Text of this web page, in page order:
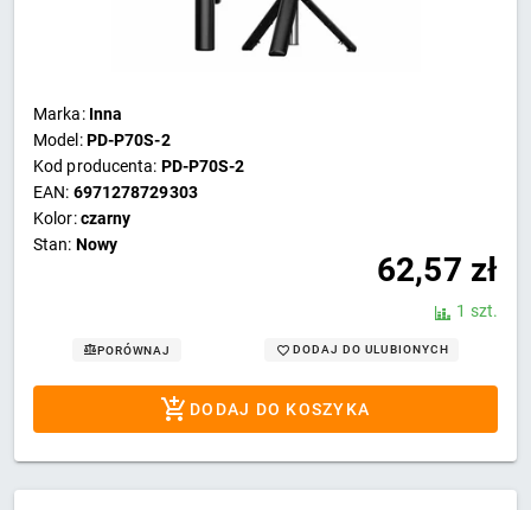
Marka: Inna
Model:PD-P70S-2
Kod producenta: PD-P70S-2
EAN: 6971278729303
Kolor:czarny
Stan: Nowy
62,57 zł
1 szt.
PORÓWNAJ DODAJ DO ULUBIONYCH
DODAJ DO KOSZYKA